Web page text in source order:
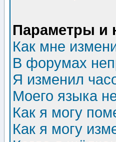
Параметры и
Как мне
В форумах
Я изменил
Моего языка
Как я могу
Как я могу